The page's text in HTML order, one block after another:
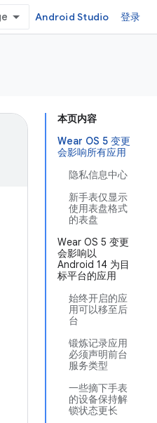
Android Studio 登录
本页内容
Wear OS 5 变更
会影响所有应用
隐私信息中心
新手表仅显示
使用表盘格式
的表盘
Wear OS 5 变更
会影响以
Android 14 为目
标平台的应用
始终开启的应
用可以移至后
台
锻炼记录应用
必须声明前台
服务类型
一些摘下手表
的设备保持解
锁状态更长